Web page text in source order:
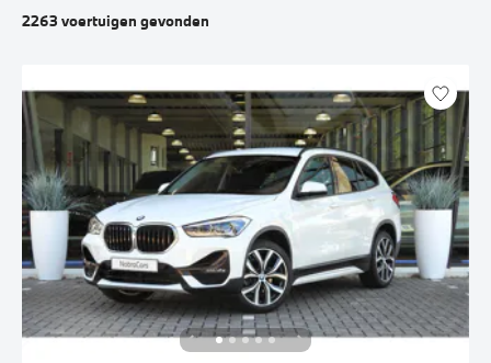
2263 voertuigen gevonden